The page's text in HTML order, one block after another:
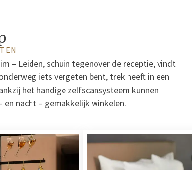
– Leiden, schuin tegenover de receptie, vindt
iets vergeten bent, trek heeft in een
het handige zelfscansysteem kunnen
nacht – gemakkelijk winkelen.